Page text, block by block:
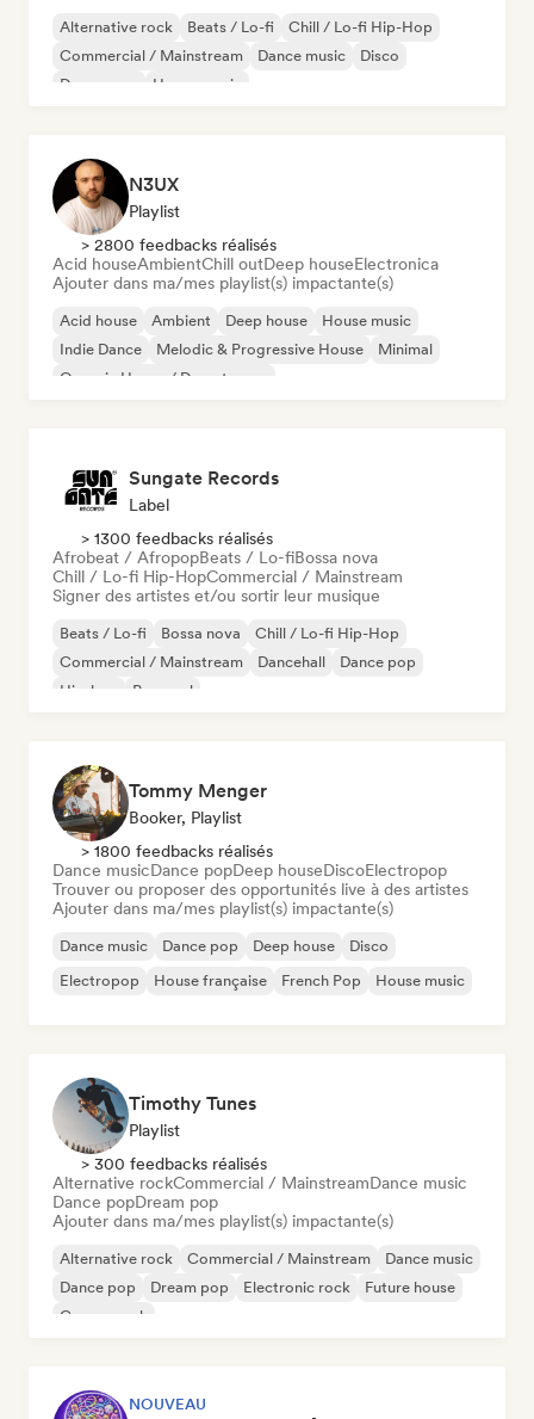
Alternative rock Beats / Lo-fi
Chill / Lo-fi Hip-Hop
Commercial / Mainstream
Dance music
Disco
Dream pop
House music
N3UX
Playlist
> 2800 feedbacks réalisés
Acid houseAmbientChill outDeep houseElectronica
Ajouter dans ma/mes playlist(s) impactante(s)
Acid house Ambient Deep house
House music
Indie Dance
Melodic & Progressive House
Minimal
Organic House / Downtempo
Sungate Records
Label
> 1300 feedbacks réalisés
Afrobeat / AfropopBeats / Lo-fiBossa nova
Chill / Lo-fi Hip-HopCommercial / Mainstream
Signer des artistes et/ou sortir leur musique
Beats / Lo-fi Bossa nova
Chill / Lo-fi Hip-Hop
Commercial / Mainstream
Dancehall
Dance pop
Hip-hop
Pop soul
Tommy Menger
Booker, Playlist
> 1800 feedbacks réalisés
Dance musicDance popDeep houseDiscoElectropop
Trouver ou proposer des opportunités live à des artistes
Ajouter dans ma/mes playlist(s) impactante(s)
Dance music Dance pop Deep house
Disco
Electropop
House française French Pop House music
Timothy Tunes
Playlist
> 300 feedbacks réalisés
Alternative rockCommercial / MainstreamDance music
Dance popDream pop
Ajouter dans ma/mes playlist(s) impactante(s)
Alternative rock Commercial / Mainstream
Dance music
Dance pop
Dream pop Electronic rock
Future house
Garage rock
NOUVEAU